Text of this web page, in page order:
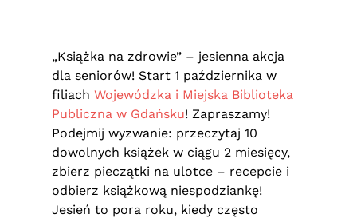
„Książka na zdrowie” – jesienna akcja
dla seniorów! Start 1 października w
filiach Wojewódzka i Miejska Biblioteka
Publiczna w Gdańsku! Zapraszamy!
Podejmij wyzwanie: przeczytaj 10
dowolnych książek w ciągu 2 miesięcy,
zbierz pieczątki na ulotce – recepcie i
odbierz książkową niespodziankę!
Jesień to pora roku, kiedy często